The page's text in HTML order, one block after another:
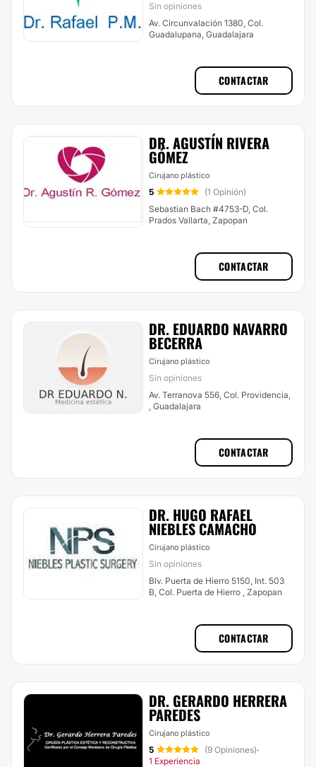
Sin opiniones
Av. Circunvalación 1380, Col.
Guadalupana, Guadalajara
CONTACTAR
DR. AGUSTÍN RIVERA
GÓMEZ
Cirujano plástico
5
(1 Opinión)
Sebastian Bach #4753-D, Col.
Prados Vallarta, Zapopan
CONTACTAR
DR. EDUARDO NAVARRO
BECERRA
Cirujano plástico
Sin opiniones
Av. Terranova 556, Col. Providencia,
, Guadalajara
CONTACTAR
DR. HUGO RAFAEL
NIEBLES CAMACHO
Cirujano plástico
Sin opiniones
Blv. Puerta de Hierro 5150, Int. 503
B, Col. Puerta de Hierro , Zapopan
CONTACTAR
DR. GERARDO HERRERA
PAREDES
Cirujano plástico
5 (9 Opiniones)·
1 Experiencia